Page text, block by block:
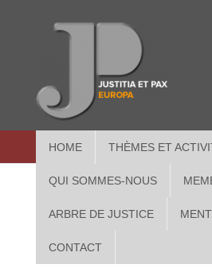
HOME THÈMES ET
QUI SOMMES-NOUS
ARBRE DE JUSTICE
CONTACT